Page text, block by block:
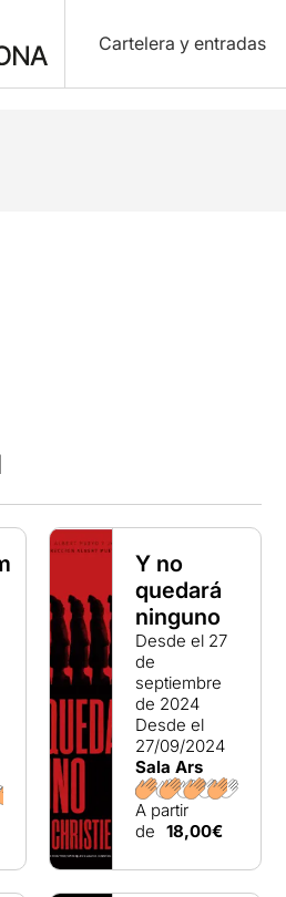
Cartelera y entradas
Y no
quedará
ninguno
Desde el 27
de
septiembre
de 2024
Desde el
27/09/2024
Sala Ars
A partir
de 18,00€